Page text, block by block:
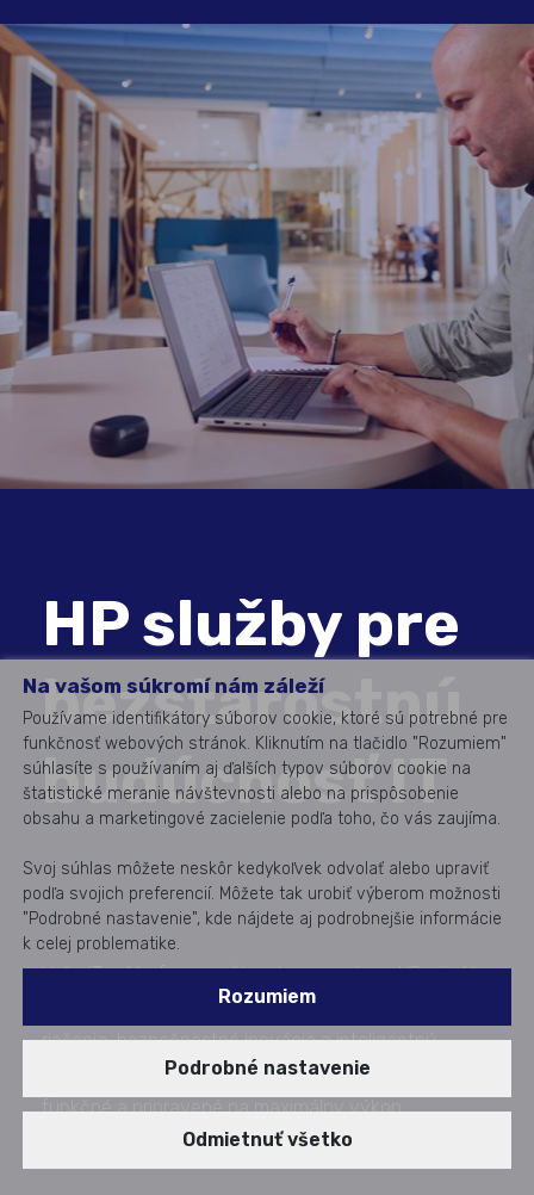
HP služby pre
bezstarostnú
budúcnosť IT
Vaše IT môže fungovať bez kompromisov. HP prináša
komplexné služby, ktoré kombinujú prediktívne
riešenia, bezpečnostné inovácie a inteligentnú
správu. Vaše zariadenia budú vždy chránené,
funkčné a pripravené na maximálny výkon.
Publikované od: 17. 12. 2024
Na vašom súkromí nám záleží
Používame identifikátory súborov cookie, ktoré sú potrebné pre
funkčnosť webových stránok. Kliknutím na tlačidlo "Rozumiem"
súhlasíte s používaním aj ďalších typov súborov cookie na
štatistické meranie návštevnosti alebo na prispôsobenie
obsahu a marketingové zacielenie podľa toho, čo vás zaujíma.
Svoj súhlas môžete neskôr kedykoľvek odvolať alebo upraviť
podľa svojich preferencií. Môžete tak urobiť výberom možnosti
"Podrobné nastavenie", kde nájdete aj podrobnejšie informácie
k celej problematike.
Rozumiem
Podrobné nastavenie
Odmietnuť všetko